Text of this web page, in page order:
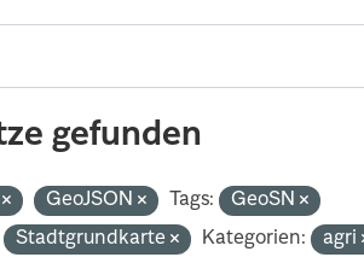
gefunden
GeoJSON Tags:
GeoSN
Stadtgrundkarte Kategorien:
agri